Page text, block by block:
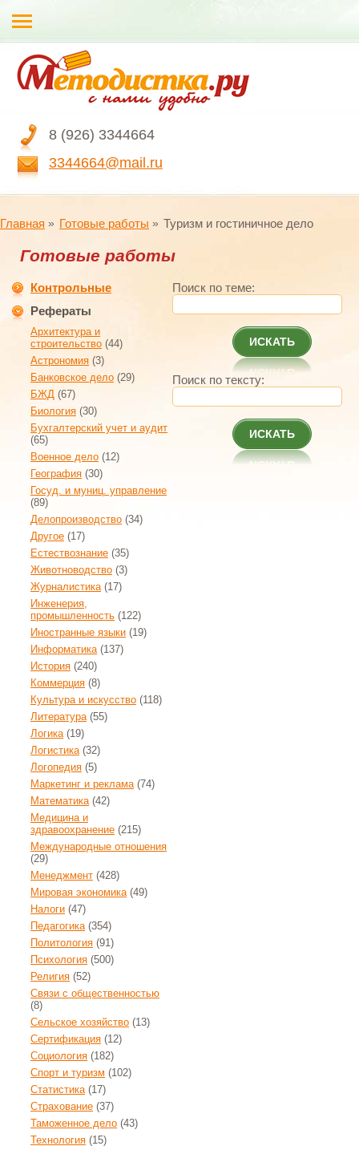
8 (926) 3344664
3344664@mail.ru
Главная Готовые работы Туризм и гостиничное дело
Готовые работы
Контрольные
Рефераты
Архитектура и
строительство (44)
Астрономия (3)
Банковское дело (29)
БЖД (67)
Биология (30)
Бухгалтерский учет и аудит
(65)
Военное дело (12)
География (30)
Госуд. и муниц. управление
(89)
Делопроизводство (34)
Другое (17)
Естествознание (35)
Животноводство (3)
Журналистика(17)
Инженерия,
промышленность (122)
Иностранные языки (19)
Информатика(137)
История (240)
Коммерция (8)
Культура и искусство (118)
Литература(55)
Логика(19)
Логистика(32)
Логопедия (5)
Маркетинг и реклама(74)
Математика(42)
Медицина и
здравоохранение (215)
Международные отношения
(29)
Менеджмент (428)
Мировая экономика(49)
Налоги (47)
Педагогика(354)
Политология (91)
Психология (500)
Религия (52)
Связи с общественностью
(8)
Сельское хозяйство (13)
Сертификация (12)
Социология (182)
Спорт и туризм (102)
Статистика(17)
Страхование (37)
Таможенное дело (43)
Технология (15)
Поиск по теме:
ИСКАТЬ
Поиск по тексту:
ИСКАТЬ